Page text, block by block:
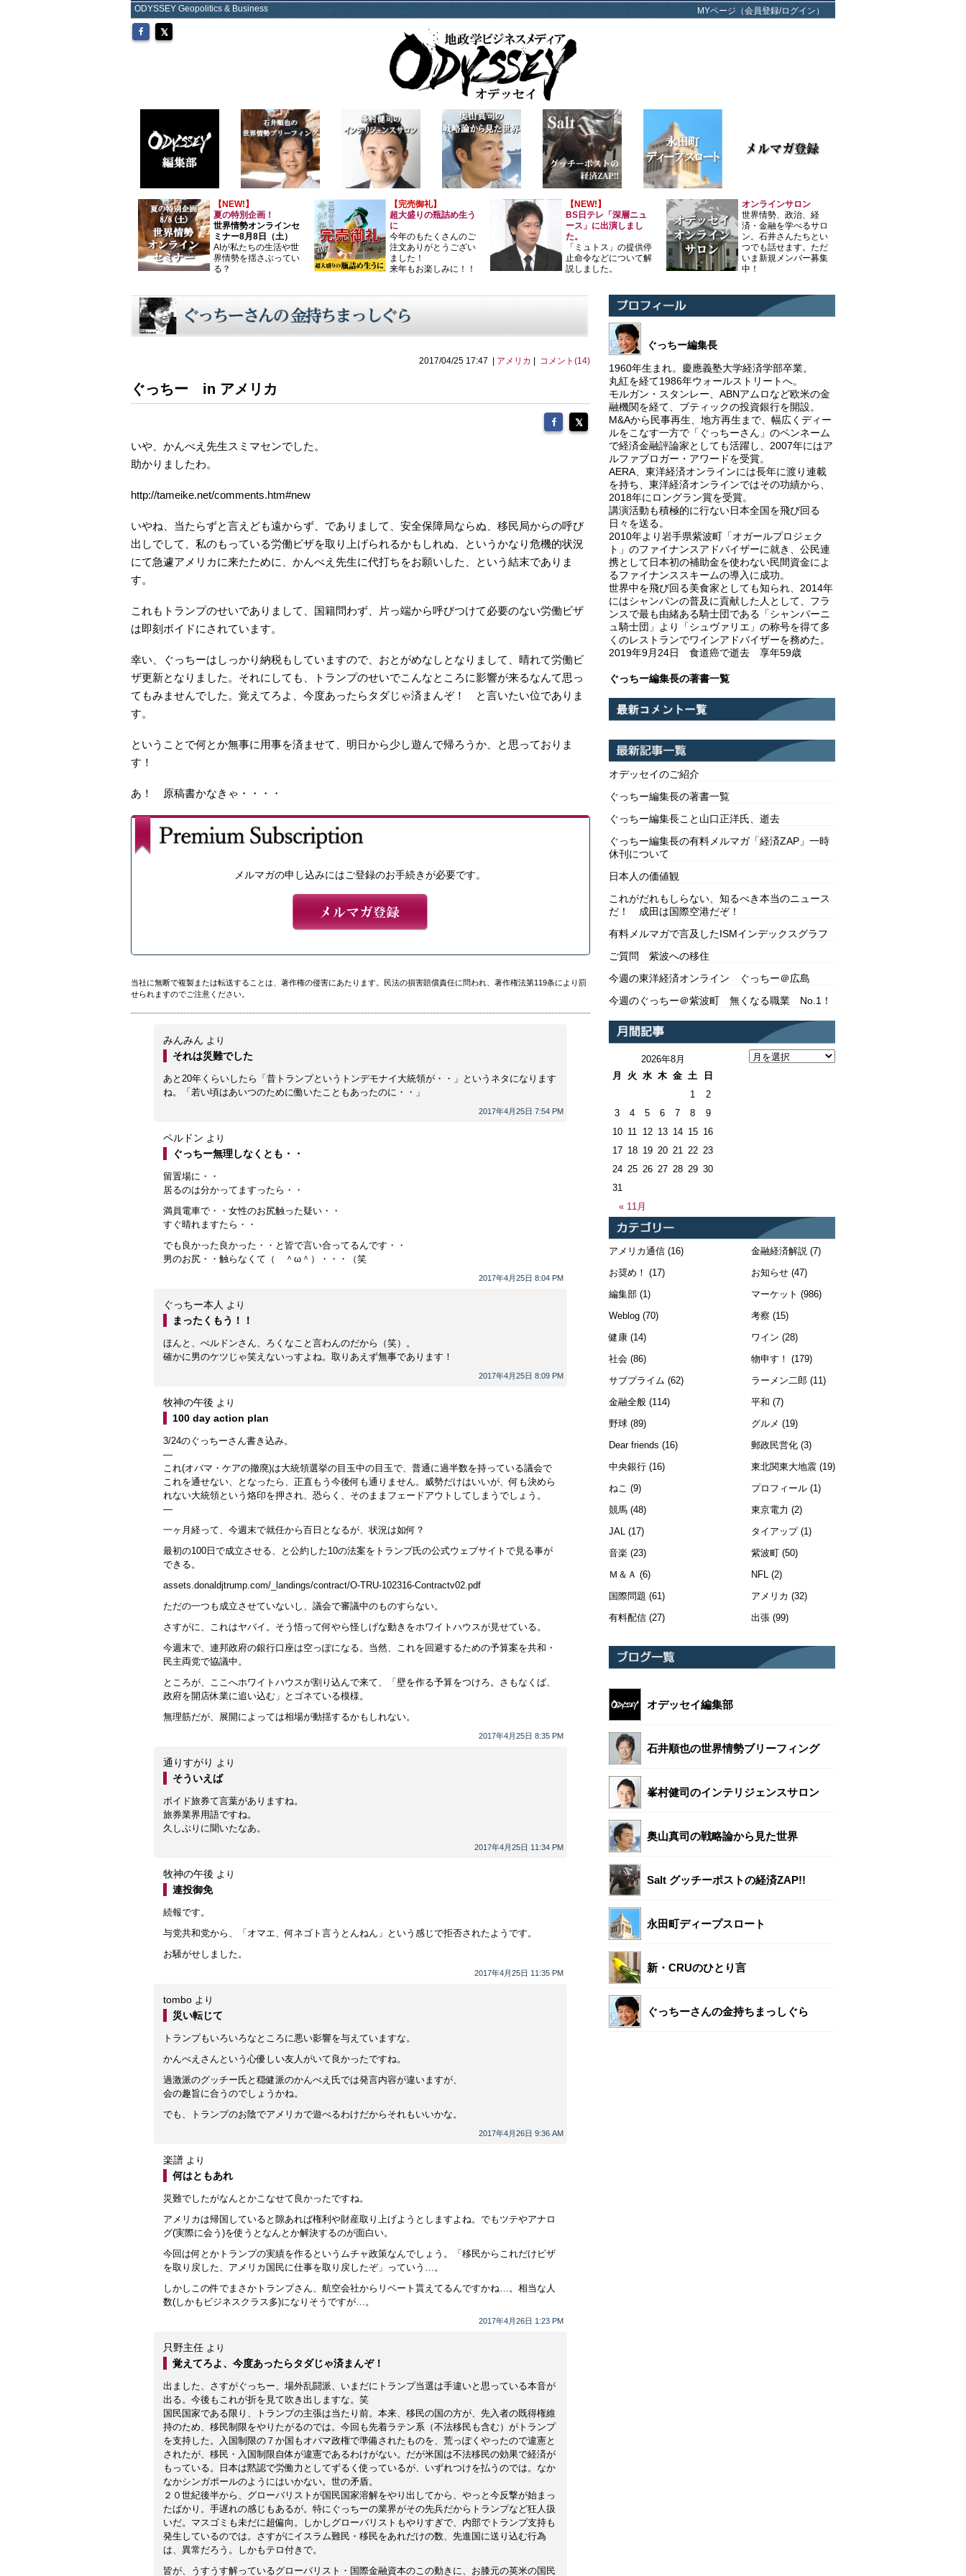
ODYSSEY Geopolitics & Business MYページ（会員登録/ログイン）
【NEW!】
夏の特別企画！
世界情勢オンラインセ
ミナー8月8日（土）
AIが私たちの生活や世
界情勢を揺さぶってい
る？
【完売御礼】
超大盛りの瓶詰め生う
に
今年のもたくさんのご
注文ありがとうござい
ました！
来年もお楽しみに！！
【NEW!】
BS日テレ「深層ニュ
ース」に出演しまし
た。
「ミュトス」の提供停
止命令などについて解
説しました。
オンラインサロン
世界情勢、政治、経
済・金融を学べるサロ
ン。石井さんたちとい
つでも話せます。ただ
いま新規メンバー募集
中！
2017/04/25 17:47 | アメリカ コメント(14)
ぐっちー in アメリカ
いや、かんべえ先生スミマセンでした。
助かりましたわ。
http://tameike.net/comments.htm#new
いやね、当たらずと言えども遠からず、でありまして、安全保障局ならぬ、移民局からの呼び
出しでして、私のもっている労働ビザを取り上げられるかもしれぬ、というかなり危機的状況
にて急遽アメリカに来たために、かんべえ先生に代打ちをお願いした、という結末でありま
す。
これもトランプのせいでありまして、国籍問わず、片っ端から呼びつけて必要のない労働ビザ
は即刻ボイドにされています。
幸い、ぐっちーはしっかり納税もしていますので、おとがめなしとなりまして、晴れて労働ビ
ザ更新となりました。それにしても、トランプのせいでこんなところに影響が来るなんて思っ
てもみませんでした。覚えてろよ、今度あったらタダじゃ済まんぞ！ と言いたい位でありま
す。
ということで何とか無事に用事を済ませて、明日から少し遊んで帰ろうか、と思っておりま
す！
あ！ 原稿書かなきゃ・・・・
メルマガの申し込みにはご登録のお手続きが必要です。
当社に無断で複製または転送することは、著作権の侵害にあたります。民法の損害賠償責任に問われ、著作権法第119条により罰
せられますのでご注意ください。
みんみん より
2017年4月25日 7:54 PM
それは災難でした
あと20年くらいしたら「昔トランプというトンデモナイ大統領が・・」というネタになります
ね。「若い頃はあいつのために働いたこともあったのに・・」
ペルドン より
2017年4月25日 8:04 PM
ぐっちー無理しなくとも・・
留置場に・・
居るのは分かってますったら・・
満員電車で・・女性のお尻触った疑い・・
すぐ晴れますたら・・
でも良かった良かった・・と皆で言い合ってるんです・・
男のお尻・・触らなくて（ ＾ω＾）・・・（笑
ぐっちー本人 より
2017年4月25日 8:09 PM
まったくもう！！
ほんと、ぺルドンさん、ろくなこと言わんのだから（笑）。
確かに男のケツじゃ笑えないっすよね。取りあえず無事であります！
牧神の午後 より
2017年4月25日 8:35 PM
100 day action plan
3/24のぐっちーさん書き込み。
—
これ(オバマ・ケアの撤廃)は大統領選挙の目玉中の目玉で、普通に過半数を持っている議会で
これを通せない、となったら、正直もう今後何も通りません。威勢だけはいいが、何も決めら
れない大統領という烙印を押され、恐らく、そのままフェードアウトしてしまうでしょう。
—
一ヶ月経って、今週末で就任から百日となるが、状況は如何？
最初の100日で成立させる、と公約した10の法案をトランプ氏の公式ウェブサイトで見る事が
できる。
assets.donaldjtrump.com/_landings/contract/O-TRU-102316-Contractv02.pdf
ただの一つも成立させていないし、議会で審議中のものすらない。
さすがに、これはヤバイ。そう悟って何やら怪しげな動きをホワイトハウスが見せている。
今週末で、連邦政府の銀行口座は空っぽになる。当然、これを回避するための予算案を共和・
民主両党で協議中。
ところが、ここへホワイトハウスが割り込んで来て、「壁を作る予算をつけろ。さもなくば、
政府を開店休業に追い込む」とゴネている模様。
無理筋だが、展開によっては相場が動揺するかもしれない。
通りすがり より
2017年4月25日 11:34 PM
そういえば
ボイド旅券て言葉がありますね。
旅券業界用語ですね。
久しぶりに聞いたなあ。
牧神の午後 より
2017年4月25日 11:35 PM
連投御免
続報です。
与党共和党から、「オマエ、何ネゴト言うとんねん」という感じで拒否されたようです。
お騒がせしました。
tombo より
2017年4月26日 9:36 AM
災い転じて
トランプもいろいろなところに悪い影響を与えていますな。
かんべえさんという心優しい友人がいて良かったですね。
過激派のグッチー氏と穏健派のかんべえ氏では発言内容が違いますが、
会の趣旨に合うのでしょうかね。
でも、トランプのお陰でアメリカで遊べるわけだからそれもいいかな。
楽譜 より
2017年4月26日 1:23 PM
何はともあれ
災難でしたがなんとかこなせて良かったですね。
アメリカは帰国していると隙あれば権利や財産取り上げようとしますよね。でもツテやアナロ
グ(実際に会う)を使うとなんとか解決するのが面白い。
今回は何とかトランプの実績を作るというムチャ政策なんでしょう。「移民からこれだけビザ
を取り戻した、アメリカ国民に仕事を取り戻したぞ」っていう…。
しかしこの件でまさかトランプさん、航空会社からリベート貰えてるんですかね…。相当な人
数(しかもビジネスクラス多)になりそうですが…。
只野主任 より
覚えてろよ、今度あったらタダじゃ済まんぞ！
出ました、さすがぐっちー、場外乱闘派、いまだにトランプ当選は手違いと思っている本音が
出る。今後もこれが折を見て吹き出しますな。笑
国民国家である限り、トランプの主張は当たり前。本来、移民の国の方が、先入者の既得権維
持のため、移民制限をやりたがるのでは。今回も先着ラテン系（不法移民も含む）がトランプ
を支持した。入国制限の７か国もオバマ政権で準備されたものを、荒っぽくやったので違憲と
されたが、移民・入国制限自体が違憲であるわけがない。だが米国は不法移民の効果で経済が
もっている。日本は黙認で労働力としてずるく使っているが、いずれつけを払うのでは。なか
なかシンガポールのようにはいかない。世の矛盾。
２０世紀後半から、グローバリストが国民国家溶解をやり出してから、やっと今反撃が始まっ
たばかり。手遅れの感じもあるが。特にぐっちーの業界がその先兵だからトランプなど狂人扱
いだ。マスゴミも未だに超偏向。しかしグローバリストもやりすぎで、内部でトランプ支持も
発生しているのでは。さすがにイスラム難民・移民をあれだけの数、先進国に送り込む行為
は、異常だろう。しかもテロ付きで。
皆が、うすうす解っているグローバリスト・国際金融資本のこの動きに、お膝元の英米の国民
ぐっちー編集長
1960年生まれ。慶應義塾大学経済学部卒業。
丸紅を経て1986年ウォールストリートへ。
モルガン・スタンレー、ABNアムロなど欧米の金
融機関を経て、ブティックの投資銀行を開設。
M&Aから民事再生、地方再生まで、幅広くディー
ルをこなす一方で「ぐっちーさん」のペンネーム
で経済金融評論家としても活躍し、2007年にはア
ルファブロガー・アワードを受賞。
AERA、東洋経済オンラインには長年に渡り連載
を持ち、東洋経済オンラインではその功績から、
2018年にロングラン賞を受賞。
講演活動も積極的に行ない日本全国を飛び回る
日々を送る。
2010年より岩手県紫波町「オガールプロジェク
ト」のファイナンスアドバイザーに就き、公民連
携として日本初の補助金を使わない民間資金によ
るファイナンススキームの導入に成功。
世界中を飛び回る美食家としても知られ、2014年
にはシャンパンの普及に貢献した人として、フラ
ンスで最も由緒ある騎士団である「シャンパーニ
ュ騎士団」より「シュヴァリエ」の称号を得て多
くのレストランでワインアドバイザーを務めた。
2019年9月24日 食道癌で逝去 享年59歳
ぐっちー編集長の著書一覧
オデッセイのご紹介
ぐっちー編集長の著書一覧
ぐっちー編集長こと山口正洋氏、逝去
ぐっちー編集長の有料メルマガ「経済ZAP」一時
休刊について
日本人の価値観
これがだれもしらない、知るべき本当のニュース
だ！ 成田は国際空港だぞ！
有料メルマガで言及したISMインデックスグラフ
ご質問 紫波への移住
今週の東洋経済オンライン ぐっちー＠広島
今週のぐっちー＠紫波町 無くなる職業 No.1！
2026年8月
月
火 水 木 金 土 日
« 11月
1
2
3
4 5 6 7 8
9
10 11 12 13 14 15 16
17 18 19 20 21 22 23
24 25 26 27 28 29 30
31
アメリカ通信 (16)
お奨め！ (17)
編集部 (1)
Weblog (70)
健康 (14)
社会 (86)
サブプライム (62)
金融全般 (114)
野球 (89)
Dear friends (16)
中央銀行 (16)
ねこ (9)
競馬 (48)
JAL (17)
音楽 (23)
Ｍ＆Ａ (6)
国際問題 (61)
有料配信 (27)
金融経済解説(7)
お知らせ(47)
マーケット (986)
考察 (15)
ワイン (28)
物申す！ (179)
ラーメン二郎(11)
平和 (7)
グルメ (19)
郵政民営化(3)
東北関東大地震(19)
プロフィール(1)
東京電力 (2)
タイアップ(1)
紫波町(50)
NFL(2)
アメリカ (32)
出張(99)
オデッセイ編集部
石井順也の世界情勢ブリーフィング
峯村健司のインテリジェンスサロン
奥山真司の戦略論から見た世界
Salt グッチーポストの経済ZAP!!
永田町ディープスロート
新・CRUのひとり言
ぐっちーさんの金持ちまっしぐら